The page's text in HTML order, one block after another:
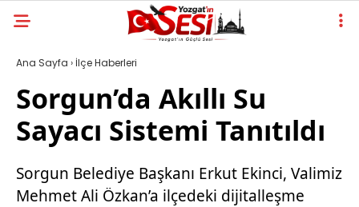
Ana Sayfa › İlçe Haberleri
Sorgun’da Akıllı Su
Sayacı Sistemi Tanıtıldı
Sorgun Belediye Başkanı Erkut Ekinci, Valimiz
Mehmet Ali Özkan’a ilçedeki dijitalleşme